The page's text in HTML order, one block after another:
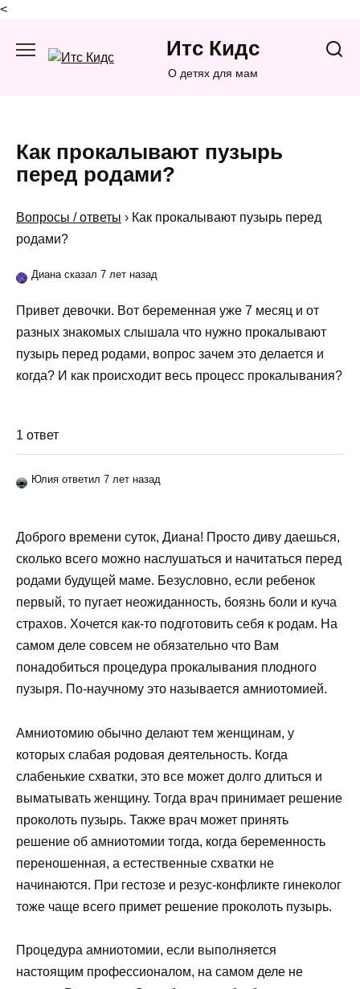
<
содержанию
Итс Кидс
О детях для мам
Как прокалывают пузырь
перед родами?
Вопросы / ответы › Как прокалывают пузырь перед
родами?
Диана сказал 7 лет назад
Привет девочки. Вот беременная уже 7 месяц и от
разных знакомых слышала что нужно прокалывают
пузырь перед родами, вопрос зачем это делается и
когда? И как происходит весь процесс прокалывания?
1 ответ
Юлия ответил 7 лет назад
Доброго времени суток, Диана! Просто диву даешься,
сколько всего можно наслушаться и начитаться перед
родами будущей маме. Безусловно, если ребенок
первый, то пугает неожиданность, боязнь боли и куча
страхов. Хочется как-то подготовить себя к родам. На
самом деле совсем не обязательно что Вам
понадобиться процедура прокалывания плодного
пузыря. По-научному это называется амниотомией.
Амниотомию обычно делают тем женщинам, у
которых слабая родовая деятельность. Когда
слабенькие схватки, это все может долго длиться и
выматывать женщину. Тогда врач принимает решение
проколоть пузырь. Также врач может принять
решение об амниотомии тогда, когда беременность
переношенная, а естественные схватки не
начинаются. При гестозе и резус-конфликте гинеколог
тоже чаще всего примет решение проколоть пузырь.
Процедура амниотомии, если выполняется
настоящим профессионалом, на самом деле не